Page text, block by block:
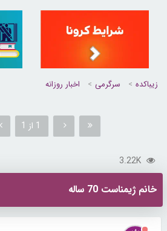
زیباکده سرگرمی اخبار روزانه
1 از 1
3.22K
خانم ژیمناست 70 ساله